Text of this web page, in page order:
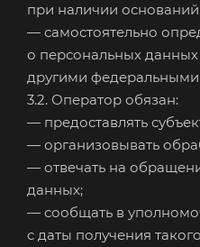
при наличии
— самостоятельно
о персональных
другими
3.2. Оператор обязан:
— предоставлять
— организовывать
— отвечать на
данных;
— сообщать в
с даты получения